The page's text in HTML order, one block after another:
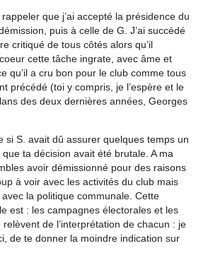
que j’ai accepté la présidence du
puis à celle de G. J’ai succédé
critiqué de tous côtés alors qu’il
cette tâche ingrate, avec âme et
qu’il a cru bon pour le club comme tous
précédé (toi y compris, je l’espère et le
des deux dernières années, Georges
si S. avait dû assurer quelques temps un
ta décision avait été brutale. A ma
avoir démissionné pour des raisons
à voir avec les activités du club mais
la politique communale. Cette
est : les campagnes électorales et les
de l’interprétation de chacun : je
de te donner la moindre indication sur